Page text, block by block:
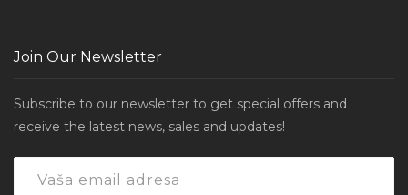
Join Our Newsletter
Subscribe to our newsletter to get special offers and
receive the latest news, sales and updates!